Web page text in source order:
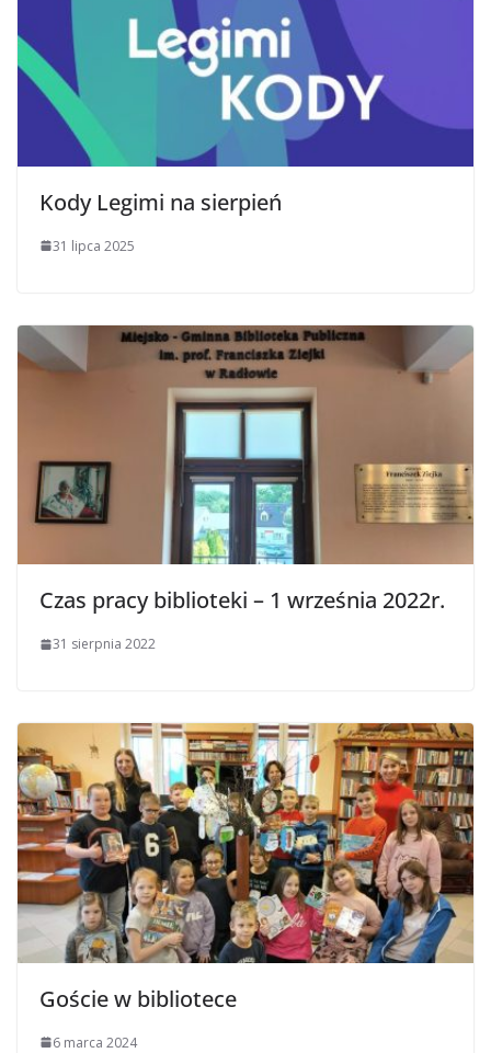
Kody Legimi na sierpień
31 lipca 2025
Czas pracy biblioteki – 1 września 2022r.
31 sierpnia 2022
Goście w bibliotece
6 marca 2024